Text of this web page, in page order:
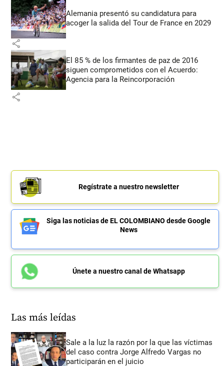
Alemania presentó su candidatura para
acoger la salida del Tour de France en 2029
share
El 85 % de los firmantes de paz de 2016
siguen comprometidos con el Acuerdo:
Agencia para la Reincorporación
share
Regístrate a nuestro newsletter
Siga las noticias de EL COLOMBIANO desde Google
News
Únete a nuestro canal de Whatsapp
Las más leídas
Sale a la luz la razón por la que las víctimas
del caso contra Jorge Alfredo Vargas no
participarán en el juicio